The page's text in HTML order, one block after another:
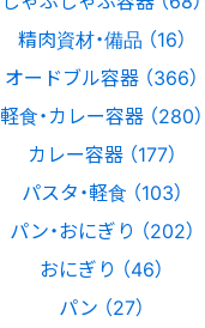
精肉資材・備品 （16）
オードブル容器 （366）
軽食・カレー容器 （280）
カレー容器 （177）
パスタ・軽食 （103）
パン・おにぎり （202）
おにぎり （46）
パン （27）